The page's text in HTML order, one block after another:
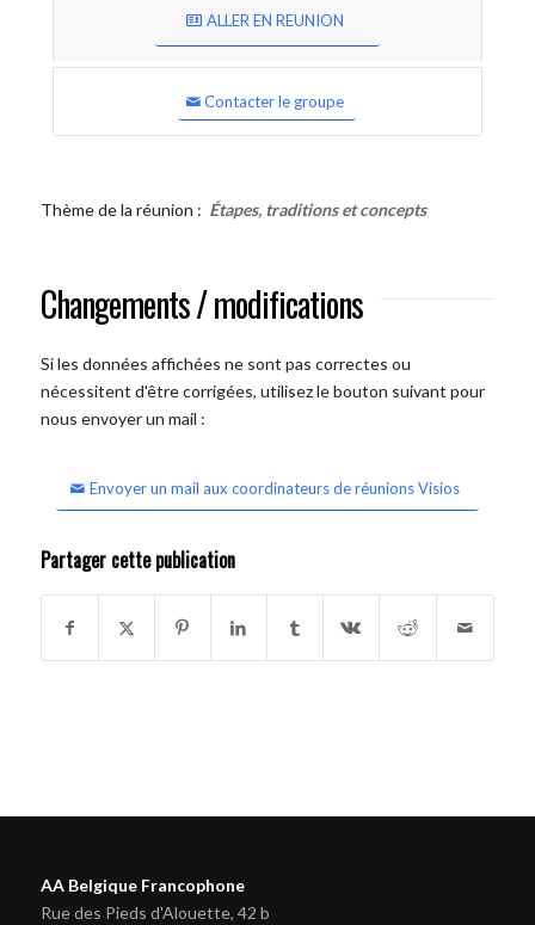
ALLER EN REUNION
Contacter le groupe
Thème de la réunion : Étapes, traditions et concepts
Changements / modifications
Si les données affichées ne sont pas correctes ou
nécessitent d'être corrigées, utilisez le bouton suivant pour
nous envoyer un mail :
Envoyer un mail aux coordinateurs de réunions Visios
Partager cette publication
AA Belgique Francophone
Rue des Pieds d'Alouette, 42 b